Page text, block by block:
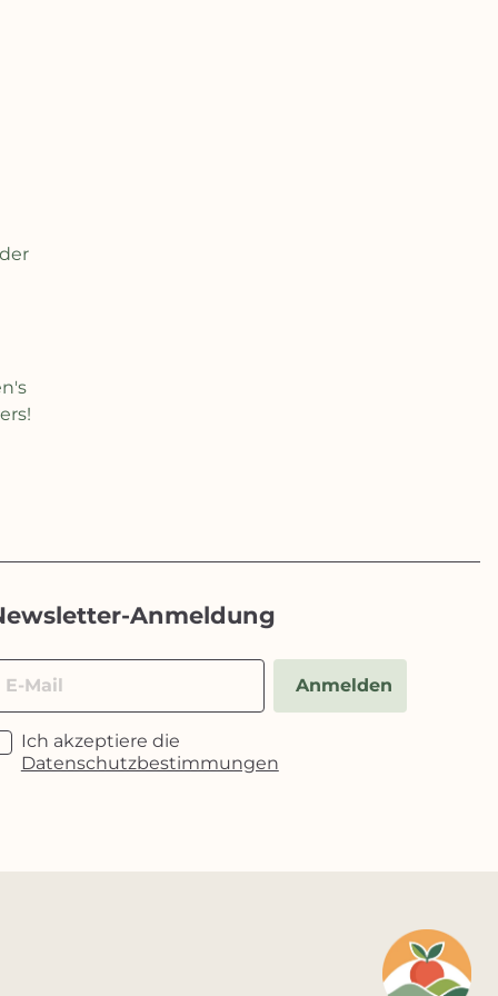
Anmeldung
E-Mail
Ich akzeptiere die
Datenschutzbestimmungen
Anmelden